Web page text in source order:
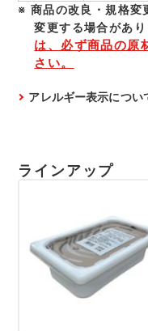
商品の改良・規格変
変更する場合があり
は、必ず商品の原
さい。
アレルギー表示につい
ラインアップ